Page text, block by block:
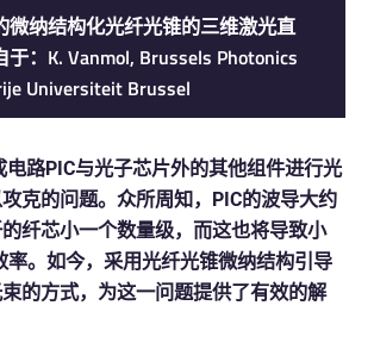
微纳结构化光纤光锥的三维激光直
：K. Vanmol, Brussels Photonics
Universiteit Brussel
电路PIC与光子芯片外的其他组件进行光
克的问题。众所周知，PIC的波导大约
纤芯小一个数量级，而这也将导致小
率。如今，采用光纤光锥微纳结构引导
的方式，为这一问题提供了有效的解